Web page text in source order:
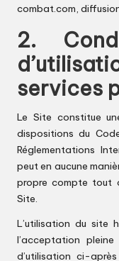
combat.com,
2.
services
Le Site constitue
dispositions du
Réglementations
peut en aucune
propre compte tout
Site.
L’utilisation du site
l’acceptation
d’utilisation ci-